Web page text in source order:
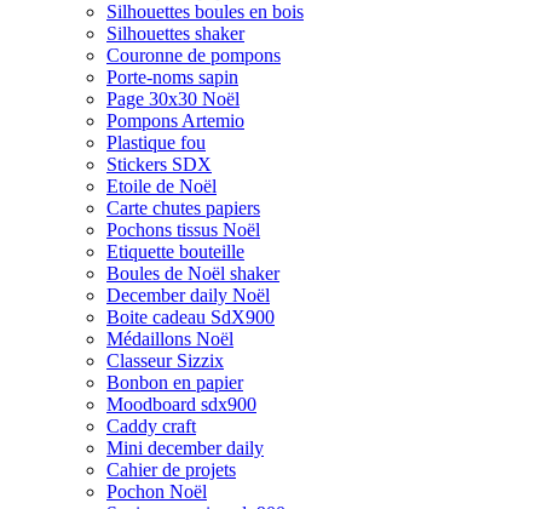
Silhouettes boules en bois
Silhouettes shaker
Couronne de pompons
Porte-noms sapin
Page 30x30 Noël
Pompons Artemio
Plastique fou
Stickers SDX
Etoile de Noël
Carte chutes papiers
Pochons tissus Noël
Etiquette bouteille
Boules de Noël shaker
December daily Noël
Boite cadeau SdX900
Médaillons Noël
Classeur Sizzix
Bonbon en papier
Moodboard sdx900
Caddy craft
Mini december daily
Cahier de projets
Pochon Noël